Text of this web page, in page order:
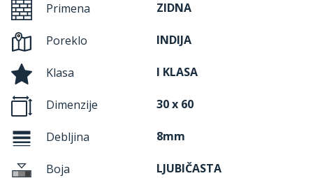
Primena ZIDNA
Poreklo INDIJA
Klasa I KLASA
Dimenzije 30 x 60
Debljina 8mm
Boja LJUBIČASTA